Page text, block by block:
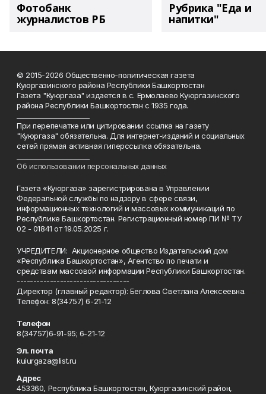
Фотобанк
журналистов РБ
Рубрика "Еда и
напитки"
© 2015-2026 Общественно-политическая газета
Куюргазинского района Республики Башкортостан
Газета "Куюргаза" издается в с. Ермолаево Куюргазинского
района Республики Башкортостан с 1935 года.
При перепечатке или цитировании ссылка на газету
"Куюргаза" обязательна. Для интернет-изданий и социальных
сетей прямая активная гиперссылка обязательна.
Об использовании персональных данных
Газета «Куюргаза» зарегистрирована в Управлении
Федеральной службы по надзору в сфере связи,
информационных технологий и массовых коммуникаций по
Республике Башкортостан. Регистрационный номер ПИ № ТУ
02 - 01841 от 19.05.2025 г.
УЧРЕДИТЕЛИ: Акционерное общество Издательский дом
«Республика Башкортостан», Агентство по печати и
средствам массовой информации Республики Башкортостан.
----------------------------------
Директор (главный редактор): Беглова Светлана Алексеевна.
Телефон: 8(34757) 6-21-12
Телефон
8(34757)6-91-95; 6-21-12
Эл. почта
kuiurgaza@list.ru
Адрес
453360, Республика Башкортостан, Куюргазинский район,